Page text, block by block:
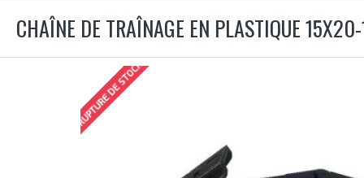
CHAÎNE DE TRAÎNAGE EN PLASTIQUE
RUPTURE DE STOCK